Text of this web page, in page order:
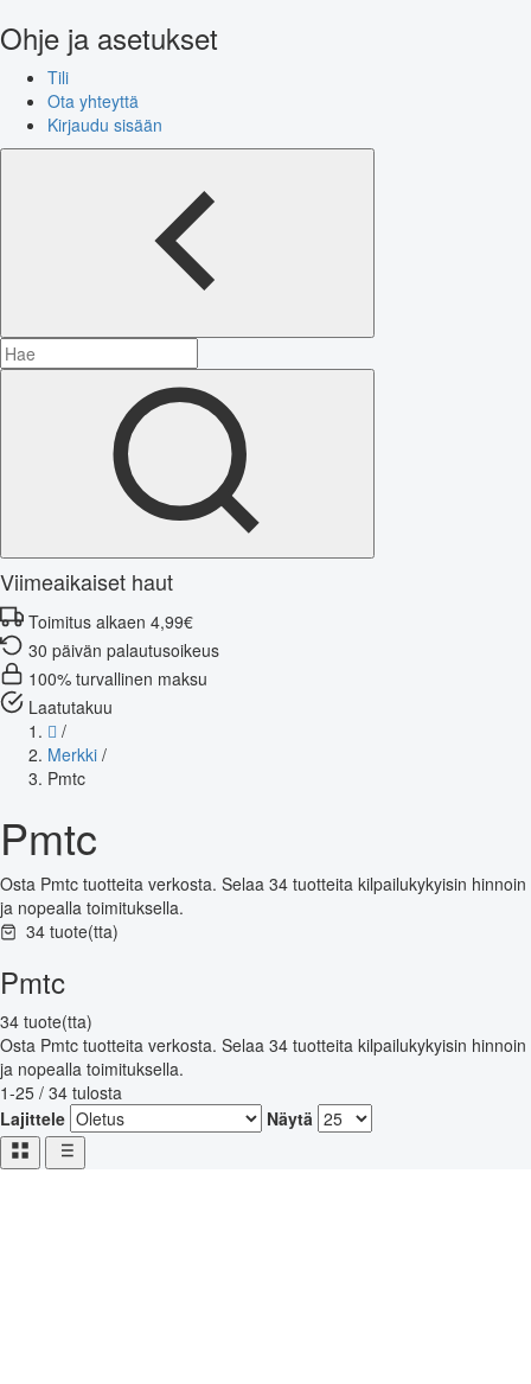
Ohje ja asetukset
Tili
Ota yhteyttä
Kirjaudu sisään
Viimeaikaiset haut
Toimitus alkaen 4,99€
30 päivän palautusoikeus
100% turvallinen maksu
Laatutakuu
/
Merkki /
Pmtc
Pmtc
Osta Pmtc tuotteita verkosta. Selaa 34 tuotteita kilpailukykyisin hinnoin
ja nopealla toimituksella.
34 tuote(tta)
Pmtc
34 tuote(tta)
Osta Pmtc tuotteita verkosta. Selaa 34 tuotteita kilpailukykyisin hinnoin
ja nopealla toimituksella.
1-25 / 34 tulosta
Lajittele
Näytä